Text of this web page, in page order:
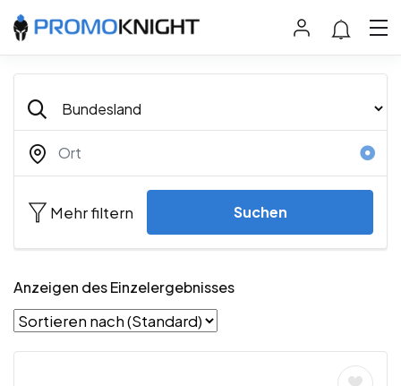
Mehr filtern Suchen
Anzeigen des Einzelergebnisses